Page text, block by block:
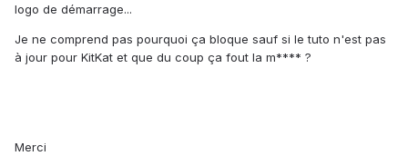
logo de démarrage...
Je ne comprend pas pourquoi ça bloque sauf si le tuto n'est pas
à jour pour KitKat et que du coup ça fout la m**** ?
Merci